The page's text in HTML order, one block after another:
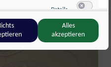
Details zu Google GTag
Alles
akzeptieren